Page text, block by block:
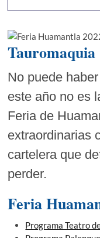
Tauromaquia
No puede
este año no es
Feria de
extraordinarias
cartelera que
perder.
Feria
Programa Teatro